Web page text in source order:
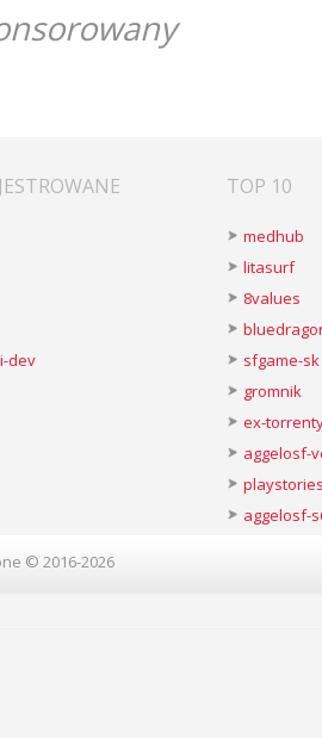
dev
TOP 10
medhub
litasurf
8values
sfgame-sk
gromnik
ex-
aggelosf-
aggelosf-
© 2016-2026